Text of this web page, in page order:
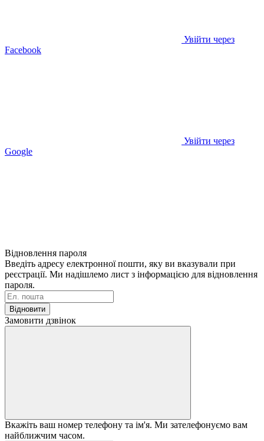
Увійти через
Facebook
Увійти через
Google
Відновлення пароля
Введіть адресу електронної пошти, яку ви вказували при
реєстрації. Ми надішлемо лист з інформацією для відновлення
пароля.
Відновити
Замовити дзвінок
Вкажіть ваш номер телефону та ім'я. Ми зателефонуємо вам
найближчим часом.